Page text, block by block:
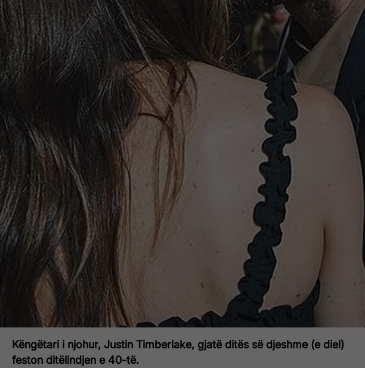
Këngëtari i njohur, Justin Timberlake, gjatë ditës së djeshme (e diel)
feston ditëlindjen e 40-të.